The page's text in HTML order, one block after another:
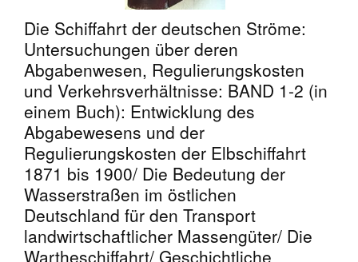
Help
CLOSE
Die Schiffahrt der deutschen Ströme:
Untersuchungen über deren
Abgabenwesen, Regulierungskosten
und Verkehrsverhältnisse: BAND 1-2 (in
einem Buch): Entwicklung des
Abgabewesens und der
Regulierungskosten der Elbschiffahrt
1871 bis 1900/ Die Bedeutung der
Wasserstraßen im östlichen
Deutschland für den Transport
landwirtschaftlicher Massengüter/ Die
Wartheschiffahrt/ Geschichtliche